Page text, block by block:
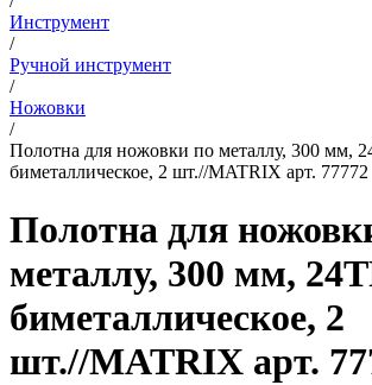
Инструмент
/
Ручной инструмент
/
Ножовки
/
Полотна для ножовки по металлу, 300 мм,
биметаллическое, 2 шт.//MATRIX арт. 77772
Полотна для
металлу, 300 мм,
биметаллическое, 2
шт.//MATRIX арт.